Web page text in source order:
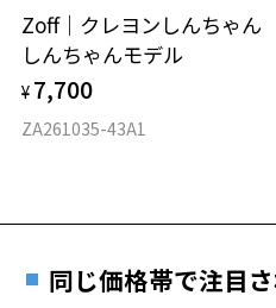
※柄や色味の出方に個体差があり、
※オリジナルケースとメガネ拭きが
Disney"PASTEL series"特設ページを
仕上がり寸法
D 仕上がりの横幅：約139mm
15.4g
安心2 視力測定無料
視力の変化を早めに発見
力測定をおすすめいたし
安心3 かかり具合調整
す。
オンラインストアでフレーム
実店舗で度付きにできます
ご購入時に「レンズ交換券」を
度数を測定のうえ、度付きレン
お近くのZoff実店舗にて度数
その際は記入用紙をダウンロー
Zoff｜クレヨンしんちゃん
しんちゃんモデル
¥ 7,700
ZA261035-43A1
同じ価格帯で注目